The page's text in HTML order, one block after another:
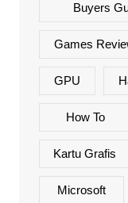
Buyers
Games
GPU
How To
Kartu Grafis
Microsoft